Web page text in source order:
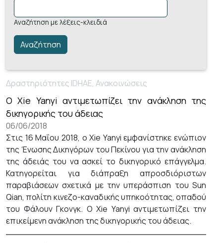
This
shortcut
activates
the
screen
to
help
you
navigate
and
interact
with
the
content.
Αναζήτηση με λέξεις-κλειδιά
Δραστηριότητες IDHAE, Ανακοινώσεις
O Xie Yanyi αντιμετωπίζει την ανάκληση της
δικηγορικής του άδειας
06/06/2018
Στις 16 Μαΐου 2018, ο Xie Yanyi εμφανίστηκε ενώπιον
της Ένωσης Δικηγόρων του Πεκίνου για την ανάκληση
της άδειάς του να ασκεί το δικηγορικό επάγγελμα.
Κατηγορείται για διάπραξη απροσδιόριστων
παραβιάσεων σχετικά με την υπεράσπιση του Sun
Qian, πολίτη κινεζο-καναδικής υπηκοότητας, οπαδού
του Φάλουν Γκονγκ. Ο Xie Yanyi αντιμετωπίζει την
επικείμενη ανάκληση της δικηγορικής του άδειας.